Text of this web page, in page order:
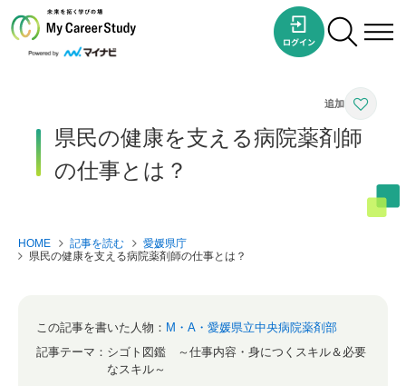
県民の健康を支える病院薬剤師
の仕事とは？
HOME 記事を読む
愛媛県庁
県民の健康を支える病院薬剤師の仕事とは？
この記事を書いた人物： M・A・愛媛県立中央病院薬剤部
記事テーマ： シゴト図鑑 ～仕事内容・身につくスキル＆必要
なスキル～